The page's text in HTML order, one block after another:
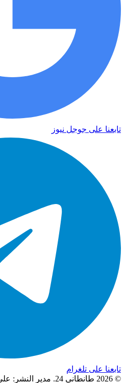
تابعنا على جوجل نيوز
تابعنا على تلغرام
© 2026 طانطاني 24. مدير النشر: علي اوس